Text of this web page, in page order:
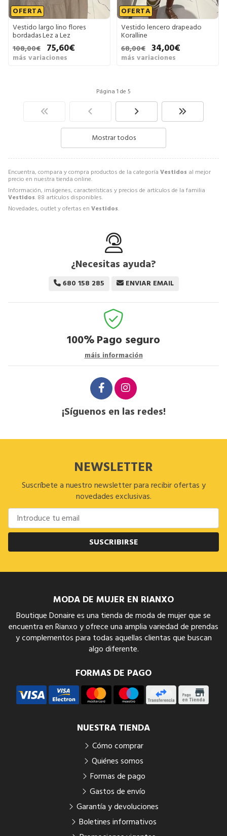
Encuentra, compara y compra productos de la categoría Vestidos al mejor
precio en nuestra tienda online.
Información, imágenes, características y precios de artículos de la familia
Vestidos. 88 artículos disponibles.
Novedades, outlet y ofertas en Vestidos.
OFERTA
Vestido largo lino flores
bordadas Lez a Lez
108,00€
75,60€
más variaciones
OFERTA
Vestido lencero drapeado
Koralline
68,00€ 34,00€
más variaciones
Página 1 de 5
Mostrar todos
¿Necesitas ayuda?
680 158 285 ENVIAR EMAIL
100%Pago seguro
máis información
¡Síguenos en las redes!
NEWSLETTER
Suscríbete a nuestro newsletter para recibir ofertas y
novedades exclusivas.
SUSCRIBIRSE
MODA DE MUJER EN RIANXO
Boutique Donaire es una tienda de moda de mujer que se
encuentra en Rianxo y ofrece una amplia variedad de prendas
y complementos para todas aquellas clientas que buscan
algo diferente.
FORMAS DE PAGO
NUESTRA TIENDA
Cómo comprar
Quiénes somos
Formas de pago
Gastos de envío
Garantía y devoluciones
Boletines informativos